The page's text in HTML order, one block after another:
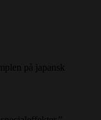
på japansk